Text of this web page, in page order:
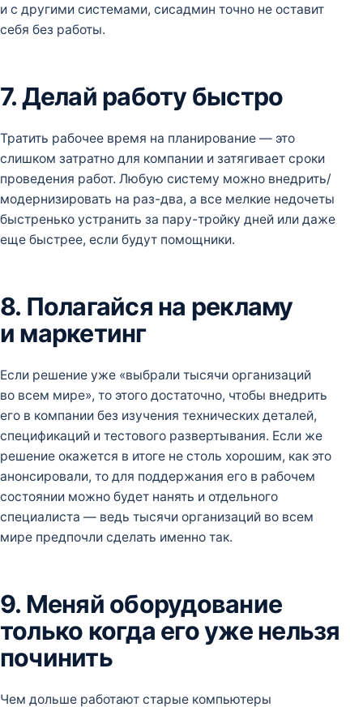
и с другими системами, сисадмин точно не оставит
себя без работы.
7. Делай работу быстро
Тратить рабочее время на планирование — это
слишком затратно для компании и затягивает сроки
проведения работ. Любую систему можно внедрить/
модернизировать на раз-два, а все мелкие недочеты
быстренько устранить за пару-тройку дней или даже
еще быстрее, если будут помощники.
8. Полагайся на рекламу
и маркетинг
Если решение уже «выбрали тысячи организаций
во всем мире», то этого достаточно, чтобы внедрить
его в компании без изучения технических деталей,
спецификаций и тестового развертывания. Если же
решение окажется в итоге не столь хорошим, как это
анонсировали, то для поддержания его в рабочем
состоянии можно будет нанять и отдельного
специалиста — ведь тысячи организаций во всем
мире предпочли сделать именно так.
9. Меняй оборудование
только когда его уже нельзя
починить
Чем дольше работают старые компьютеры